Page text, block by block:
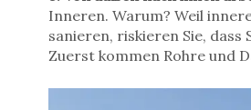
Inneren. Warum? Weil
sanieren, riskieren Sie, dass
Zuerst kommen Rohre und